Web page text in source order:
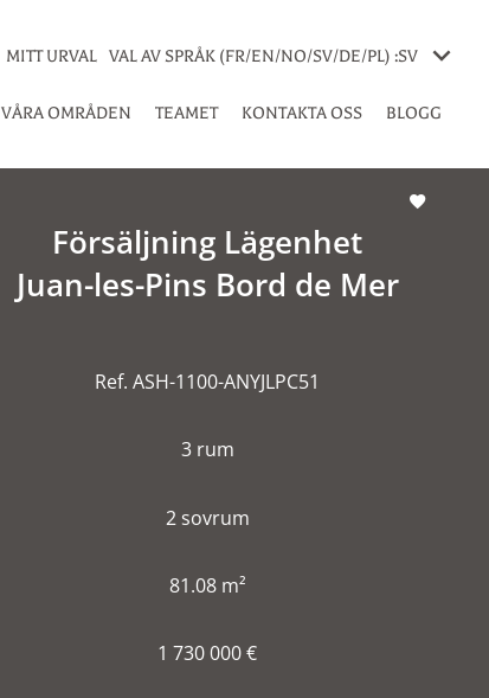
MITT URVAL VAL AV SPRÅK (FR/EN/NO/SV/DE/PL) :SV
VÅRA OMRÅDEN TEAMET KONTAKTA OSS BLOGG
Försäljning Lägenhet
Juan-les-Pins Bord de Mer
Ref. ASH-1100-ANYJLPC51
3 rum
2 sovrum
81.08 m²
1 730 000 €